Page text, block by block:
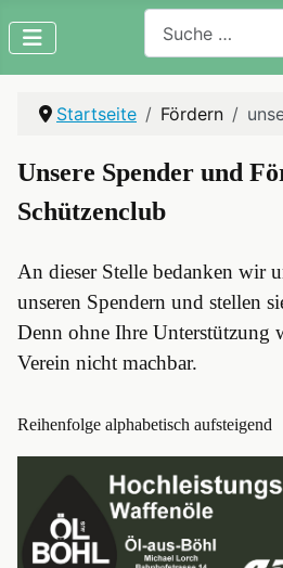
Startseite Fördern
Unsere Spender und
Schützenclub
An dieser Stelle bedanken wir
unseren Spendern und stellen
Denn ohne Ihre Unterstützung
Verein nicht machbar.
Reihenfolge alphabetisch aufsteigend